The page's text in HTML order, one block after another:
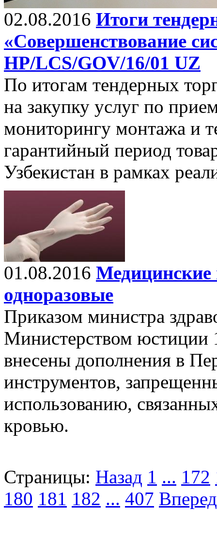
02.08.2016 Итоги
«Совершенствование
НP/LCS/GOV/16/01 UZ
По итогам тендерных
на закупку услуг по
мониторингу монтажа и
гарантийный период
Узбекистан в рамках
01.08.2016 Медицинские
одноразовые
Приказом министра
Министерством юстиции
внесены дополнения в
инструментов,
использованию,
кровью.
Страницы: Назад 1 ... 172
180 181 182 ... 407 Вперед